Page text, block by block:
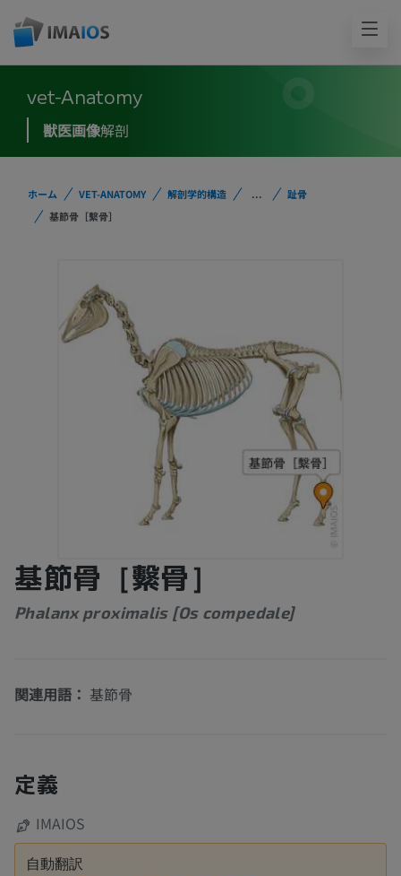
vet-Anatomy
獣医画像解剖
ホーム VET-ANATOMY 解剖学的構造 ...
趾骨
基節骨［繫骨］
基節骨［繫骨］
Phalanx proximalis [Os compedale]
関連用語： 基節骨
定義
IMAIOS
自動翻訳